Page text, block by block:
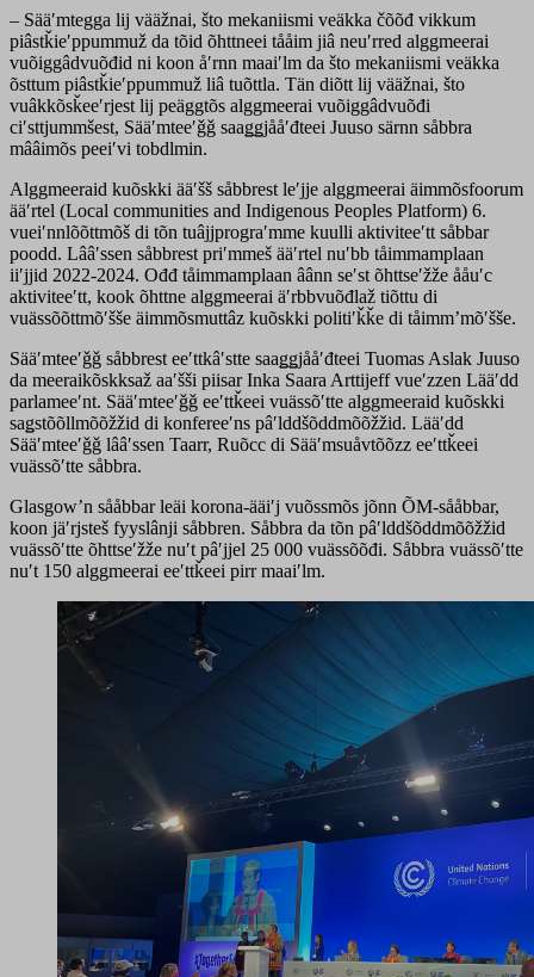
– Sääʹmtegga lij vääžnai, što mekaniismi veäkka čõõđ vikkum
piâstǩieʹppummuž da tõid õhttneei tååim jiâ neuʹrred alggmeerai
vuõiggâdvuõđid ni koon åʹrnn maaiʹlm da što mekaniismi veäkka
õsttum piâstǩieʹppummuž liâ tuõttla. Tän diõtt lij vääžnai, što
vuâkkõsǩeeʹrjest lij peäggtõs alggmeerai vuõiggâdvuõđi
ciʹsttjummšest, Sääʹmteeʹǧǧ saaǥǥjååʹđteei Juuso särnn såbbra
mââimõs peeiʹvi tobdlmin.
Alggmeeraid kuõskki ääʹšš såbbrest leʹjje alggmeerai äimmõsfoorum
ääʹrtel (Local communities and Indigenous Peoples Platform) 6.
vueiʹnnlõõttmõš di tõn tuâjjprograʹmme kuulli aktiviteeʹtt såbbar
poodd. Lââʹssen såbbrest priʹmmeš ääʹrtel nuʹbb tåimmamplaan
iiʹjjid 2022-2024. Ođđ tåimmamplaan âânn seʹst õhttseʹžže ååuʹc
aktiviteeʹtt, kook õhttne alggmeerai äʹrbbvuõđlaž tiõttu di
vuässõõttmõʹšše äimmõsmuttâz kuõskki politiʹǩǩe di tåimmʼmõʹšše.
Sääʹmteeʹǧǧ såbbrest eeʹttkâʹstte saaǥǥjååʹđteei Tuomas Aslak Juuso
da meeraikõskksaž aaʹšši piisar Inka Saara Arttijeff vueʹzzen Lääʹdd
parlameeʹnt. Sääʹmteeʹǧǧ eeʹttǩeei vuässõʹtte alggmeeraid kuõskki
saǥstõõllmõõžžid di konfereeʹns pâʹlddšõddmõõžžid. Lääʹdd
Sääʹmteeʹǧǧ lââʹssen Taarr, Ruõcc di Sääʹmsuåvtõõzz eeʹttǩeei
vuässõʹtte såbbra.
Glasgow’n sååbbar leäi korona-ääiʹj vuõssmõs jõnn ÕM-sååbbar,
koon jäʹrjsteš fyyslânji såbbren. Såbbra da tõn pâʹlddšõddmõõžžid
vuässõʹtte õhttseʹžže nuʹt pâʹjjel 25 000 vuässõõđi. Såbbra vuässõʹtte
nuʹt 150 alggmeerai eeʹttǩeei pirr maaiʹlm.